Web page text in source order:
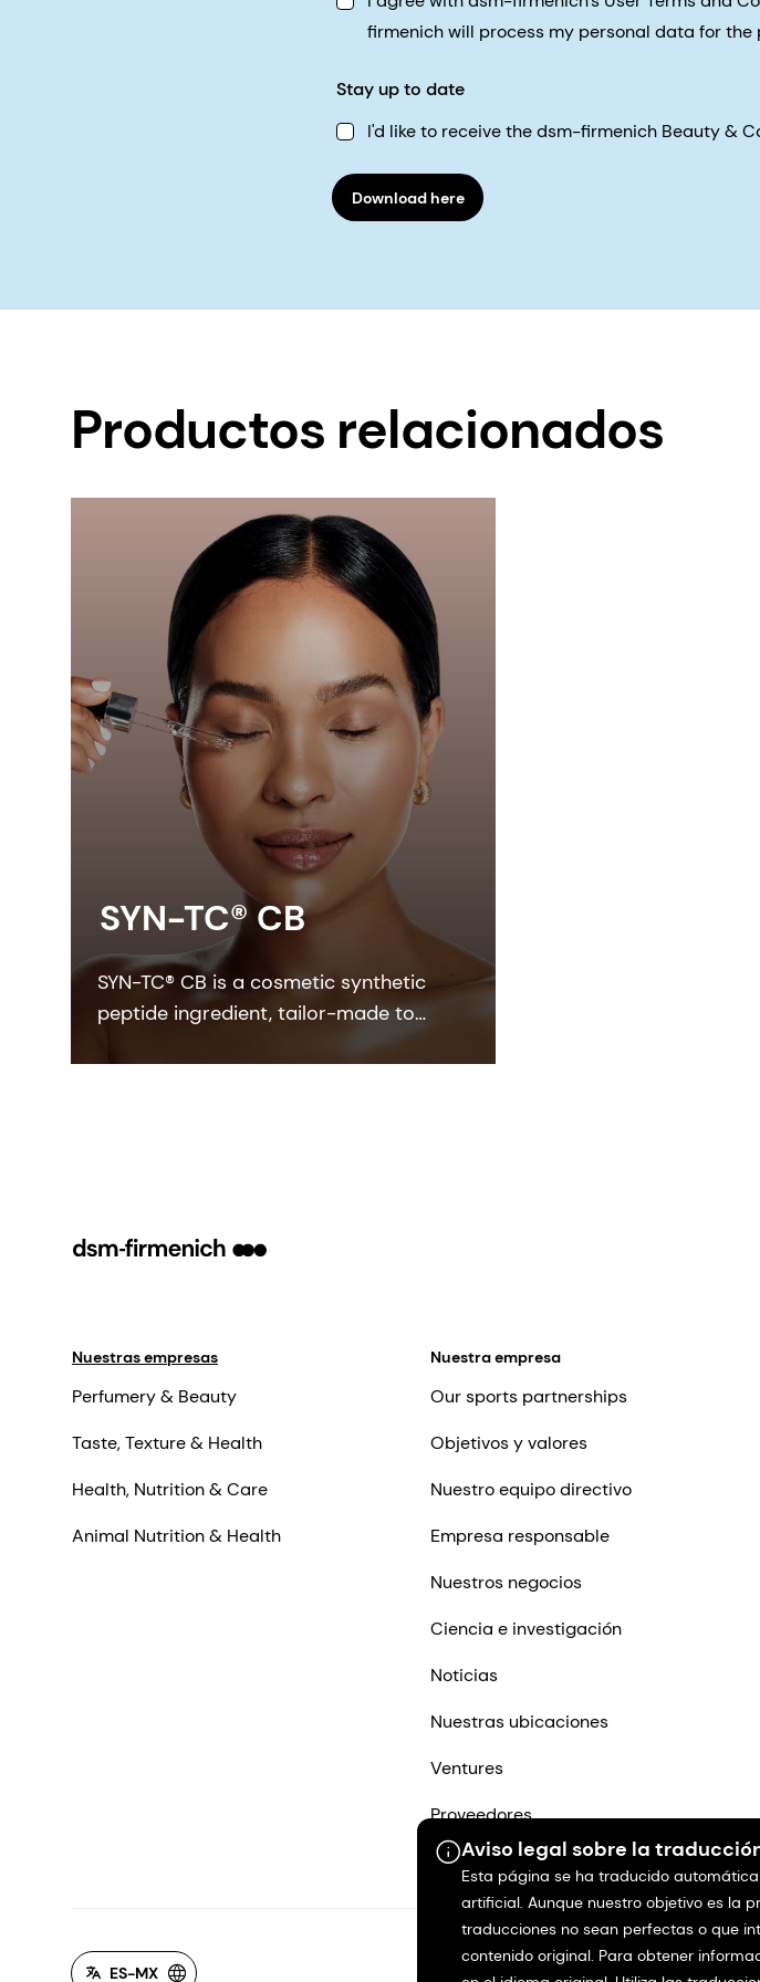
firmenich will process my personal data for
Stay up to date
I'd like to receive the dsm-firmenich Beauty &
Download here
Productos relacionados
SYN-TC® CB
SYN-TC® CB is a cosmetic synthetic
peptide ingredient, tailor-made to
ensure best performance for high-
Aviso legal sobre la
Esta página se ha traducido
artificial. Aunque nuestro objetivo es la
traducciones no sean perfectas o que
contenido original. Para obtener
Nuestras empresas
Perfumery & Beauty
Taste, Texture & Health
Health, Nutrition & Care
Animal Nutrition & Health
Nuestra empresa
Our sports partnerships
Objetivos y valores
Nuestro equipo directivo
Empresa responsable
Nuestros negocios
Ciencia e investigación
Noticias
Nuestras ubicaciones
Ventures
Proveedores
Contáctenos
ES-MX